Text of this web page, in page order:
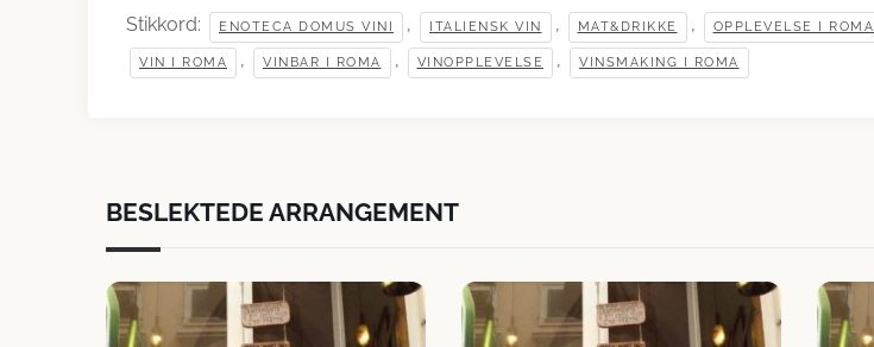
Stikkord: ENOTECA DOMUS VINI , ITALIENSK VIN , MAT&DRIKKE , OPPLEVELSE I ROMA
VIN I ROMA , VINBAR I ROMA , VINOPPLEVELSE , VINSMAKING I ROMA
BESLEKTEDE ARRANGEMENT